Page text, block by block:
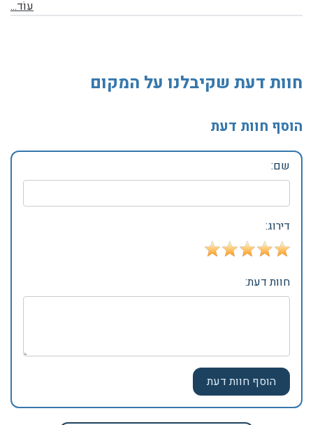
עוֹד...
חוות דעת שקיבלנו על המקום
הוסף חוות דעת
שם:
דירוג:
חוות דעת: